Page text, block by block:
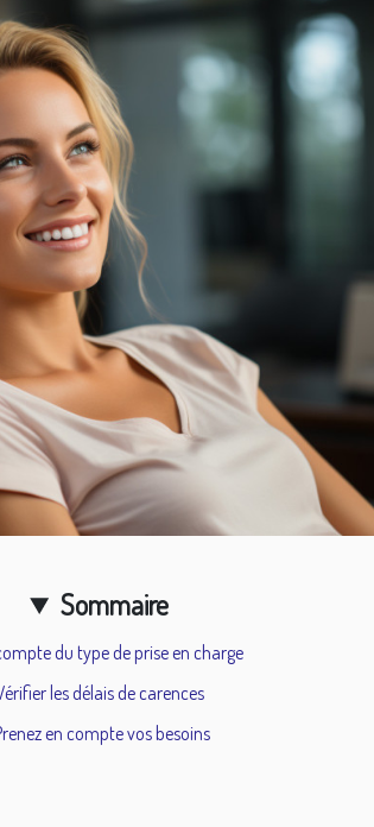
Sommaire
du type de prise en charge
les délais de carences
en compte vos besoins